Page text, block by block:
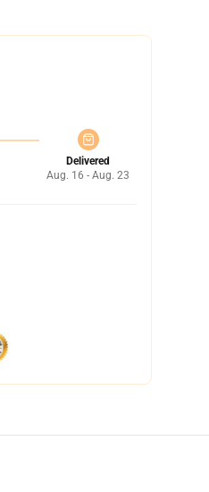
Delivered
Aug. 16 - Aug. 23